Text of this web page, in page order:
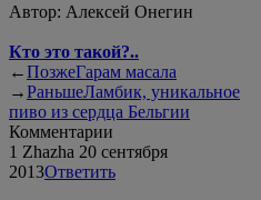
Автор: Алексей Онегин
Кто это такой?..
←ПозжеГарам масала
→РаньшеЛамбик, уникальное
пиво из сердца Бельгии
Комментарии
1 Zhazha 20 сентября
2013Ответить